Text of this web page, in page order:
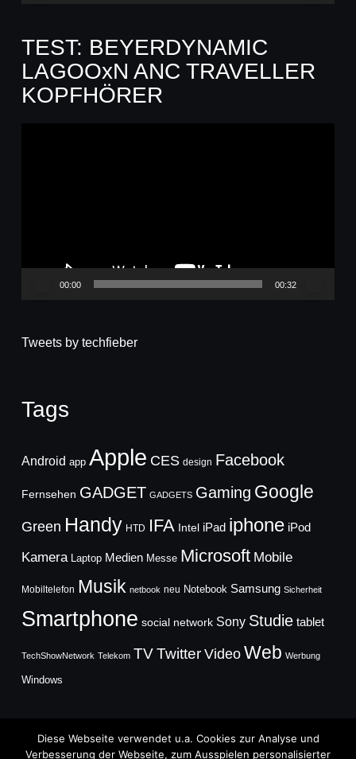
TEST: BEYERDYNAMIC
LAGOOxN ANC TRAVELLER
KOPFHÖRER
00:00 00:32
Tweets by techfieber
Tags
Android app Apple CES design Facebook
Fernsehen GADGET GADGETS Gaming Google
Green Handy HTD IFA Intel iPad iphone iPod
Kamera Laptop Medien Messe Microsoft Mobile
Mobiltelefon Musik netbook neu Notebook Samsung Sicherheit
Smartphone social network Sony Studie tablet
TechShowNetwork Telekom TVTwitter Video Web Werbung
Windows
Diese Webseite verwendet u.a. Cookies zur Analyse und
Verbesserung der Webseite, zum Ausspielen personalisierter